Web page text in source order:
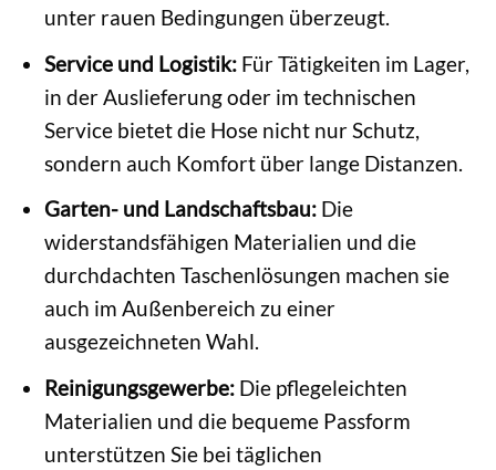
unter rauen Bedingungen überzeugt.
Service und Logistik:Für Tätigkeiten im Lager,
in der Auslieferung oder im technischen
Service bietet die Hose nicht nur Schutz,
sondern auch Komfort über lange Distanzen.
Garten- und Landschaftsbau:Die
widerstandsfähigen Materialien und die
durchdachten Taschenlösungen machen sie
auch im Außenbereich zu einer
ausgezeichneten Wahl.
Reinigungsgewerbe:Die pflegeleichten
Materialien und die bequeme Passform
unterstützen Sie bei täglichen